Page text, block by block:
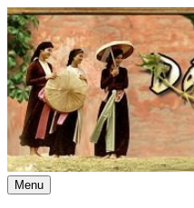
Menu